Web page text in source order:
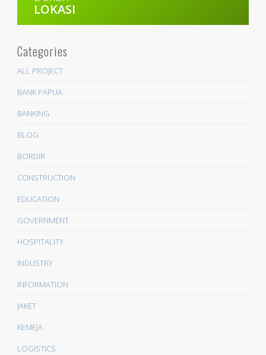
LOKASI
Categories
ALL PROJECT
BANK PAPUA
BANKING
BLOG
BORDIR
CONSTRUCTION
EDUCATION
GOVERNMENT
HOSPITALITY
INDUSTRY
INFORMATION
JAKET
KEMEJA
LOGISTICS